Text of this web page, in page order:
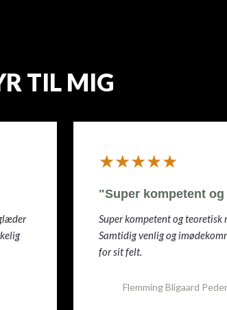
TIL MIG
​★★★★★
"Super kompetent
Super kompetent og teoretisk
Samtidig venlig og
for sit felt.
Flemming Bligaard